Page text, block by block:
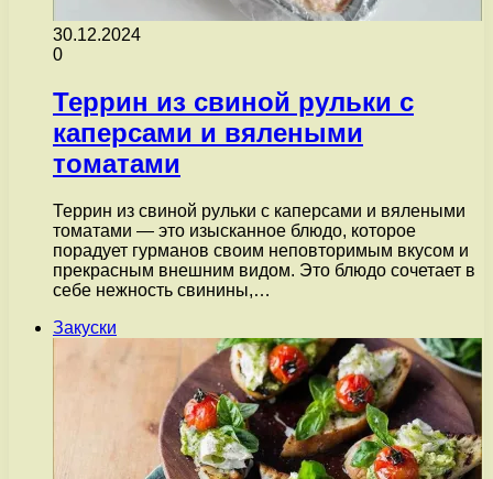
30.12.2024
0
Террин из свиной рульки с
каперсами и вялеными
томатами
Террин из свиной рульки с каперсами и вялеными
томатами — это изысканное блюдо, которое
порадует гурманов своим неповторимым вкусом и
прекрасным внешним видом. Это блюдо сочетает в
себе нежность свинины,…
Закуски